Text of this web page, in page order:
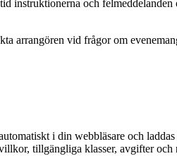
och
arrangören vid frågor om
i din webbläsare och
tillgängliga klasser, avgifter